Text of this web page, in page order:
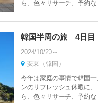
ら、色々リサーチ、予約
韓国半周の旅 4日目
2024/10/20～
安東（韓国）
今年は家庭の事情で韓国
ンのリフレッシュ休暇に
ら、色々リサーチ、予約